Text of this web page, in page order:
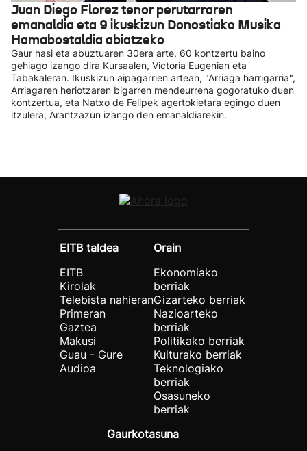
Juan Diego Florez tenor perutarraren
emanaldia eta 9 ikuskizun Donostiako Musika
Hamabostaldia abiatzeko
Gaur hasi eta abuztuaren 30era arte, 60 kontzertu baino
gehiago izango dira Kursaalen, Victoria Eugenian eta
Tabakaleran. Ikuskizun aipagarrien artean, "Arriaga harrigarria",
Arriagaren heriotzaren bigarren mendeurrena gogoratuko duen
kontzertua, eta Natxo de Felipek agertokietara egingo duen
itzulera, Arantzazun izango den emanaldiarekin.
EITB taldea
EITB
Kirolak
Telebista nahieran
Primeran
Gaztea
Makusi
Guau - Gure
Audioa
Orain
Ekonomiako
berriak
Gizarteko berriak
Nazioarteko
berriak
Politikako berriak
Kulturako berriak
Teknologiako
berriak
Osasuneko
berriak
Gaurkotasuna